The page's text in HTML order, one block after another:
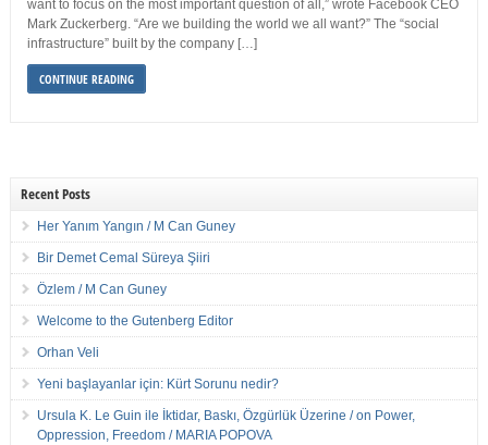
want to focus on the most important question of all,” wrote Facebook CEO
Mark Zuckerberg. “Are we building the world we all want?” The “social
infrastructure” built by the company […]
CONTINUE READING
Recent Posts
Her Yanım Yangın / M Can Guney
Bir Demet Cemal Süreya Şiiri
Özlem / M Can Guney
Welcome to the Gutenberg Editor
Orhan Veli
Yeni başlayanlar için: Kürt Sorunu nedir?
Ursula K. Le Guin ile İktidar, Baskı, Özgürlük Üzerine / on Power,
Oppression, Freedom / MARIA POPOVA